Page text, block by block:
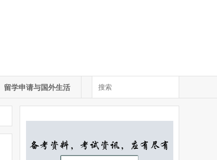
留学申请与国外生活